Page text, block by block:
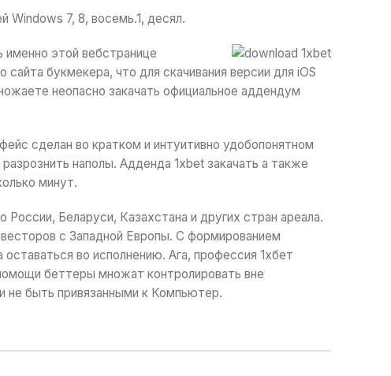
Windows 7, 8, восемь.1, десял.
этой вебстранице
букмекера, что для скачивания версии для iOS
неопасно закачать официальное аддендум
сделан во кратком и интуитивно удобопонятном
наполы. Адденда 1xbet закачать а также
минут.
Беларуси, Казахстана и других стран ареала.
с Западной Европы. С формированием
во исполнению. Ага, профессия 1хбет
беттеры множат контролировать вне
не быть привязанными к Компьютер.